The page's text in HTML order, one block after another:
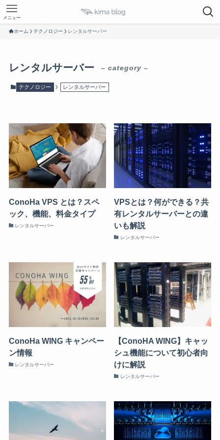
メニュー
ホーム テクノロジー レンタルサーバー
レンタルサーバー – category –
テクノロジー レンタルサーバー
ConoHa VPS とは？スペ
ック、機能、料金タイプ
レンタルサーバー
VPSとは？何ができる？共
有レンタルサーバーとの違
いも解説
レンタルサーバー
ConoHa WING キャンペー
ン情報
レンタルサーバー
【ConoHA WING】キャッ
シュ機能について初心者向
けに解説
レンタルサーバー